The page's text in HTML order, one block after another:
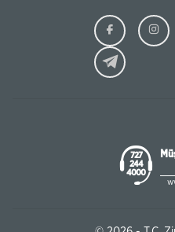
Ziraat
727
244
4000